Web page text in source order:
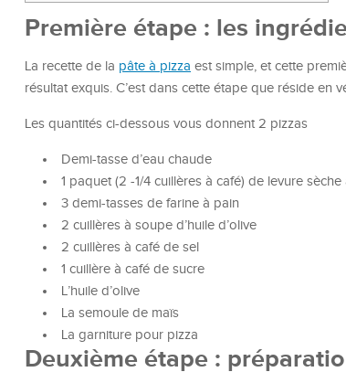
Première étape : les
La recette de la pâte à pizza est simple, et cette
résultat exquis. C’est dans cette étape que réside en
Les quantités ci-dessous vous donnent 2 pizzas
Demi-tasse d’eau chaude
1 paquet (2 -1/4 cuillères à café) de levure
3 demi-tasses de farine à pain
2 cuillères à soupe d’huile d’olive
2 cuillères à café de sel
1 cuillère à café de sucre
L’huile d’olive
La semoule de maïs
La garniture pour pizza
Deuxième étape :